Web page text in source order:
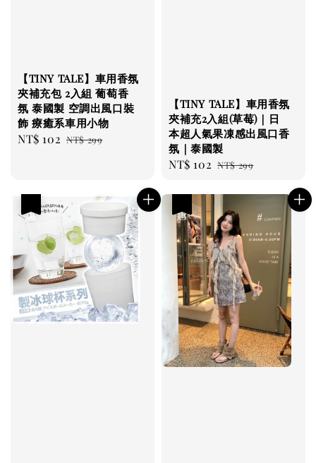
【TINY TALE】車用香氛
夾補充包 2入組 葡萄香
氛 泰國製 空調出風口裝
飾 療癒系車用小物
Sale
NT$ 102 Regular
NT$ 299
【TINY TALE】車用香氛
夾補充2入組(草莓)｜日
本超人氣果凍感出風口香
氛｜泰國製
Sale
NT$ 102 Regular
NT$ 299